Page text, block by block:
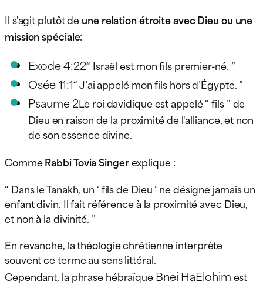
Il s'agit plutôt deune relation étroite avec Dieu ou une
mission spéciale:
Exode 4:22“ Israël est mon fils premier-né. ”
Osée 11:1“ J’ai appelé mon fils hors d’Égypte. ”
Psaume 2Le roi davidique est appelé “ fils ” de
Dieu en raison de la proximité de l'alliance, et non
de son essence divine.
CommeRabbi Tovia Singerexplique :
“ Dans le Tanakh, un ‘ fils de Dieu ’ ne désigne jamais un
enfant divin. Il fait référence à la proximité avec Dieu,
et non à la divinité. ”
En revanche, la théologie chrétienne interprète
souvent ce terme au sens littéral.
Cependant, la phrase hébraïqueBnei HaElohimest